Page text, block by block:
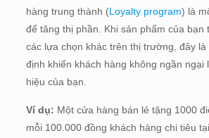
hàng trung thành (Loyalty program) là
để tăng thị phần. Khi sản phẩm của bạn
các lựa chọn khác trên thị trường, đây
định khiến khách hàng không ngần ngại
hiệu của bạn.
Ví dụ: Một cửa hàng bán lẻ tặng 1000
mỗi 100.000 đồng khách hàng chi tiêu